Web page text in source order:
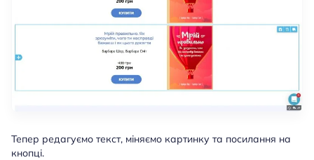
Тепер редагуємо текст, міняємо картинку та посилання на
кнопці.